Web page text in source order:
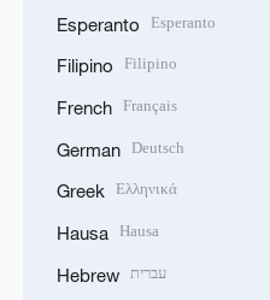
Esperanto Esperanto
Filipino Filipino
French Français
German Deutsch
Greek Ελληνικά
Hausa Hausa
Hebrew עברית